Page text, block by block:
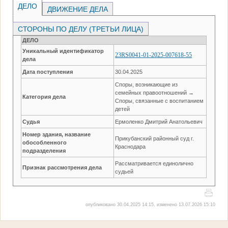
ДЕЛО ДВИЖЕНИЕ ДЕЛА
СТОРОНЫ ПО ДЕЛУ (ТРЕТЬИ ЛИЦА)
ДЕЛО
Уникальный идентификатор
дела
23RS0041-01-2025-007618-55
Дата поступления 30.04.2025
Категория дела
Споры, возникающие из
семейных правоотношений →
Споры, связанные с воспитанием
детей
Судья Ермоленко Дмитрий Анатольевич
Номер здания, название
обособленного
подразделения
Прикубанский районный суд г.
Краснодара
Признак рассмотрения дела
Рассматривается единолично
судьей
опубликовано 30.04.2025 14:15, изменено 13.07.2026 15:10